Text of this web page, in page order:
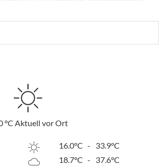
°C Aktuell vor Ort
16.0°C -
33.9°C
18.7°C -
37.6°C